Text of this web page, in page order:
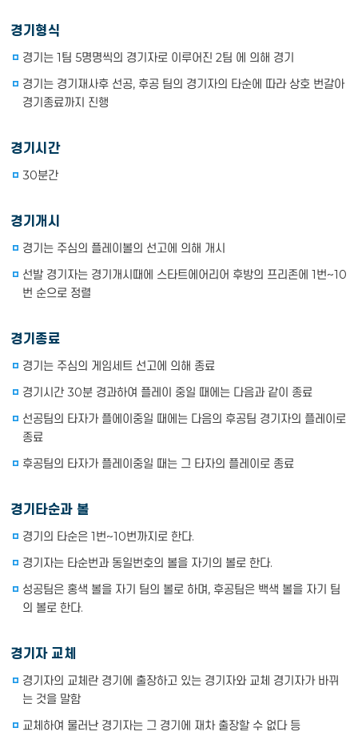
경기형식
경기는 1팀 5명명씩의 경기자로 이루어진 2팀 에 의해 경기
경기는 경기재사후 선공, 후공 팀의 경기자의 타순에 따라 상호 번갈아
경기종료까지 진행
경기시간
30분간
경기개시
경기는 주심의 플레이볼의 선고에 의해 개시
선발 경기자는 경기개시때에 스타트에어리어 후방의 프리존에 1번~10
번 순으로 정렬
경기종료
경기는 주심의 게임세트 선고에 의해 종료
경기시간 30분 경과하여 플레이 중일 때에는 다음과 같이 종료
선공팀의 타자가 플에이중일 때에는 다음의 후공팀 경기자의 플레이로
종료
후공팀의 타자가 플레이중일 때는 그 타자의 플레이로 종료
경기타순과 볼
경기의 타순은 1번~10번까지로 한다.
경기자는 타순번과 동일번호의 볼을 자기의 볼로 한다.
성공팀은 홍색 볼을 자기 팀의 볼로 하며, 후공팀은 백색 볼을 자기 팀
의 볼로 한다.
경기자 교체
경기자의 교체란 경기에 출장하고 있는 경기자와 교체 경기자가 바뀌
는 것을 말함
교체하여 물러난 경기자는 그 경기에 재차 출장할 수 없다 등